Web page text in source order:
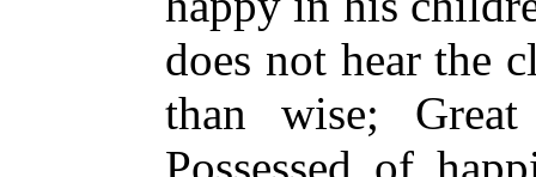
does not hear the
than wise; Great